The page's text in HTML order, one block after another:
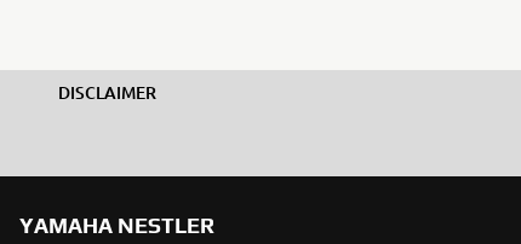
DISCLAIMER
YAMAHA NESTLER